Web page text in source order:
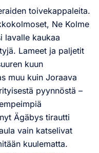
toivekappaleita.
Ne Kolme
lavalle kaukaa
Lameet ja paljetit
kuun
muu kuin Joraava
pyynnöstä –
Ägäbys tirautti
vain katselivat
kuulematta.